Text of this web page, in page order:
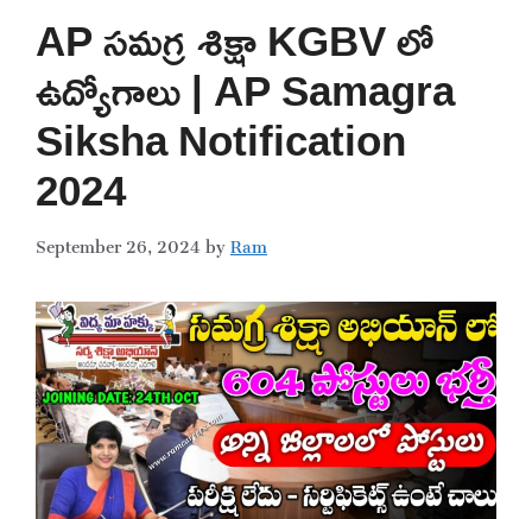
AP సమగ్ర శిక్షా KGBV లో
ఉద్యోగాలు | AP Samagra
Siksha Notification
2024
September 26, 2024byRam